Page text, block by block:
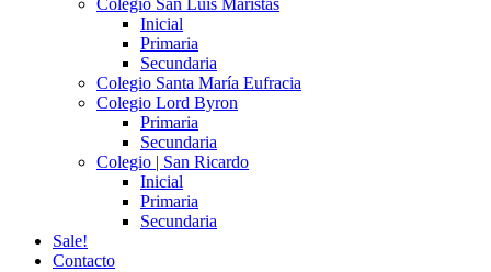
Colegio San Luis Maristas
Inicial
Primaria
Secundaria
Colegio Santa María Eufracia
Colegio Lord Byron
Primaria
Secundaria
Colegio | San Ricardo
Inicial
Primaria
Secundaria
Sale!
Contacto